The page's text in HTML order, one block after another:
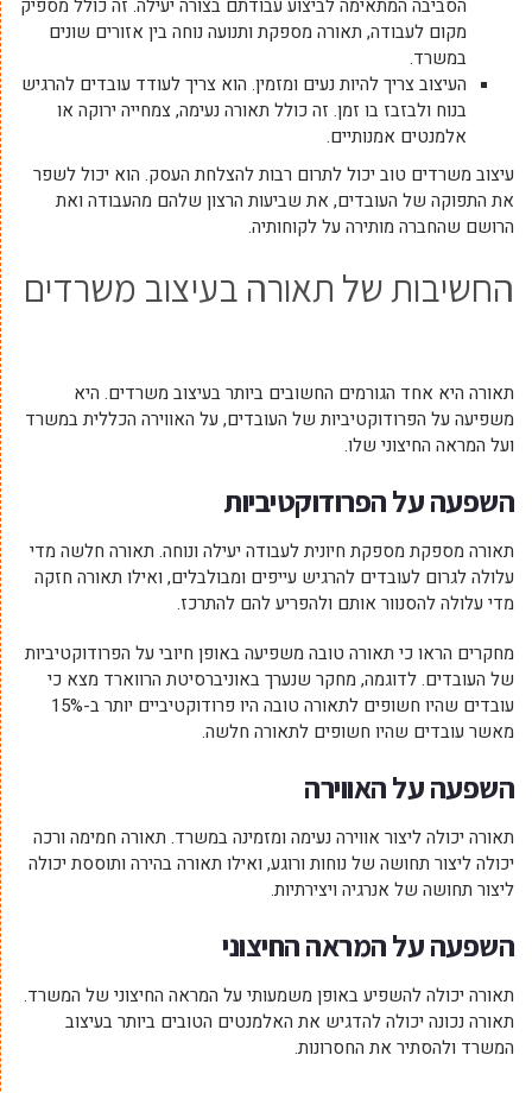
הסביבה המתאימה לביצוע עבודתם בצורה יעילה. זה כולל מספיק
מקום לעבודה, תאורה מספקת ותנועה נוחה בין אזורים שונים
במשרד.
העיצוב צריך להיות נעים ומזמין. הוא צריך לעודד עובדים להרגיש
בנוח ולבזבז בו זמן. זה כולל תאורה נעימה, צמחייה ירוקה או
אלמנטים אמנותיים.
עיצוב משרדים טוב יכול לתרום רבות להצלחת העסק. הוא יכול לשפר
את התפוקה של העובדים, את שביעות הרצון שלהם מהעבודה ואת
הרושם שהחברה מותירה על לקוחותיה.
החשיבות של תאורה בעיצוב משרדים
תאורה היא אחד הגורמים החשובים ביותר בעיצוב משרדים. היא
משפיעה על הפרודוקטיביות של העובדים, על האווירה הכללית במשרד
ועל המראה החיצוני שלו.
השפעה על הפרודוקטיביות
תאורה מספקת מספקת חיונית לעבודה יעילה ונוחה. תאורה חלשה מדי
עלולה לגרום לעובדים להרגיש עייפים ומבולבלים, ואילו תאורה חזקה
מדי עלולה להסנוור אותם ולהפריע להם להתרכז.
מחקרים הראו כי תאורה טובה משפיעה באופן חיובי על הפרודוקטיביות
של העובדים. לדוגמה, מחקר שנערך באוניברסיטת הרווארד מצא כי
עובדים שהיו חשופים לתאורה טובה היו פרודוקטיביים יותר ב-15%
מאשר עובדים שהיו חשופים לתאורה חלשה.
השפעה על האווירה
תאורה יכולה ליצור אווירה נעימה ומזמינה במשרד. תאורה חמימה ורכה
יכולה ליצור תחושה של נוחות ורוגע, ואילו תאורה בהירה ותוססת יכולה
ליצור תחושה של אנרגיה ויצירתיות.
השפעה על המראה החיצוני
תאורה יכולה להשפיע באופן משמעותי על המראה החיצוני של המשרד.
תאורה נכונה יכולה להדגיש את האלמנטים הטובים ביותר בעיצוב
המשרד ולהסתיר את החסרונות.